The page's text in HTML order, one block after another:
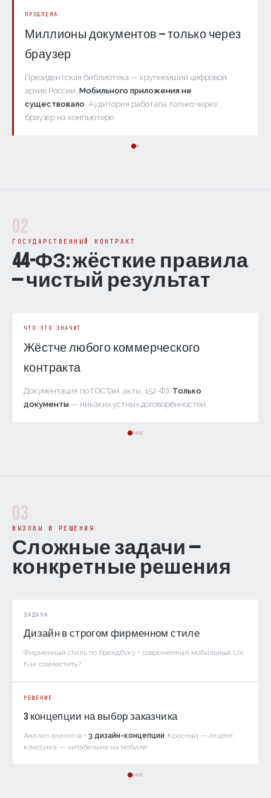
ПРОБЛЕМА
Миллионы документов — только через
браузер
Президентская библиотека — крупнейший цифровой
архив России. Мобильного приложения не
существовало. Аудитория работала только через
браузер на компьютере.
02
ГОСУДАРСТВЕННЫЙ КОНТРАКТ
44-ФЗ: жёсткие правила
— чистый результат
ЧТО ЭТО ЗНАЧИТ
Жёстче любого коммерческого
контракта
Документация по ГОСТам, акты, 152-ФЗ. Только
документы — никаких устных договорённостей.
03
ВЫЗОВЫ И РЕШЕНИЯ
Сложные задачи —
конкретные решения
ЗАДАЧА
Дизайн в строгом фирменном стиле
Фирменный стиль по брендбуку + современный мобильный UX.
Как совместить?
РЕШЕНИЕ
3 концепции на выбор заказчика
Анализ аналогов + 3 дизайн-концепции. Красный — акцент,
классика — читабельна на мобиле.